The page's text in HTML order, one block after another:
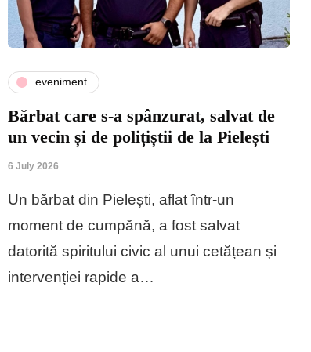
eveniment
Bărbat care s-a spânzurat, salvat de
un vecin și de polițiștii de la Pielești
6 July 2026
Un bărbat din Pielești, aflat într-un
moment de cumpănă, a fost salvat
datorită spiritului civic al unui cetățean și
intervenției rapide a…